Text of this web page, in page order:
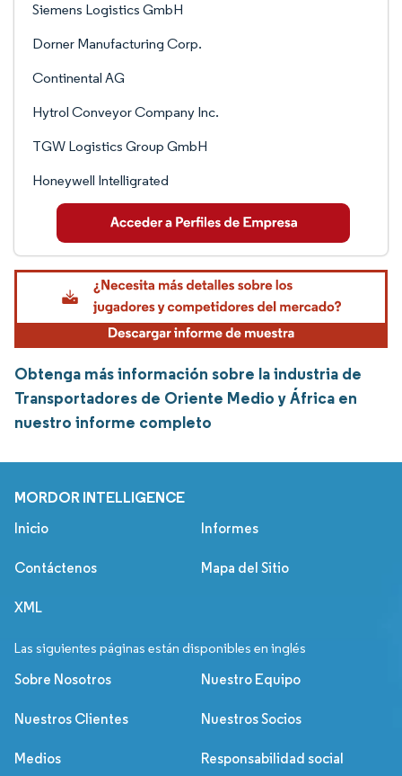
Siemens Logistics GmbH
Dorner Manufacturing Corp.
Continental AG
Hytrol Conveyor Company Inc.
TGW Logistics Group GmbH
Honeywell Intelligrated
Obtenga más información sobre la industria de
Transportadores de Oriente Medio y África en
nuestro informe completo
MORDOR INTELLIGENCE
Inicio Informes
Contáctenos Mapa del Sitio
XML
Las siguientes páginas están disponibles en inglés
Sobre Nosotros Nuestro Equipo
Nuestros Clientes Nuestros Socios
Medios Responsabilidad social